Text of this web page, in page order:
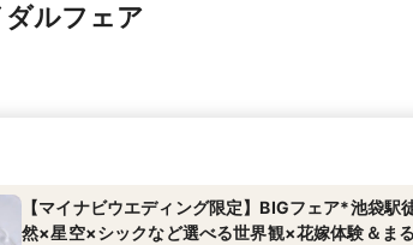
ルフェア
【マイナビウエディング限定】BIGフェア*池袋
然×星空×シックなど選べる世界観×花嫁体験＆ま